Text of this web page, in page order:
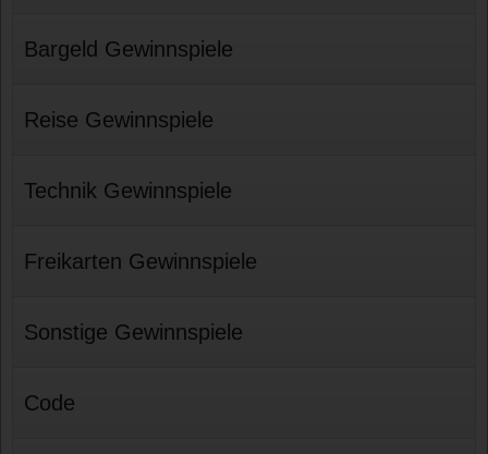
Bargeld Gewinnspiele
Reise Gewinnspiele
Technik Gewinnspiele
Freikarten Gewinnspiele
Sonstige Gewinnspiele
Code